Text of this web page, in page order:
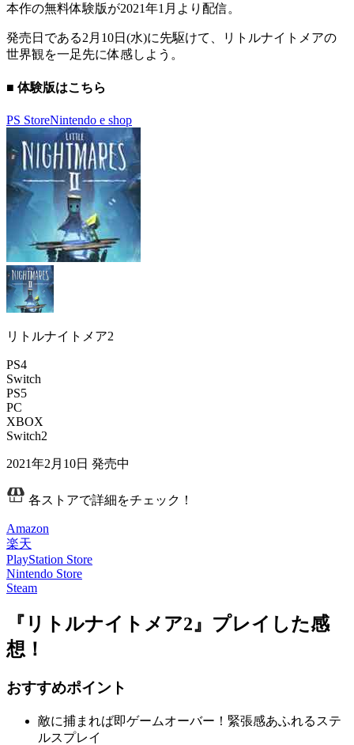
本作の無料体験版が2021年1月 より配信。
発売日である2月10日(水)に先駆けて、リトルナイトメアの
世界観を一足先に体感しよう。
■ 体験版はこちら
PS StoreNintendo e shop
リトルナイトメア2
PS4
Switch
PS5
PC
XBOX
Switch2
2021年2月10日 発売中
各ストアで詳細をチェック！
Amazon
楽天
PlayStation Store
Nintendo Store
Steam
『リトルナイトメア2』プレイした感
想！
おすすめポイント
敵に捕まれば即ゲームオーバー！ 緊張感あふれるステ
ルスプレイ